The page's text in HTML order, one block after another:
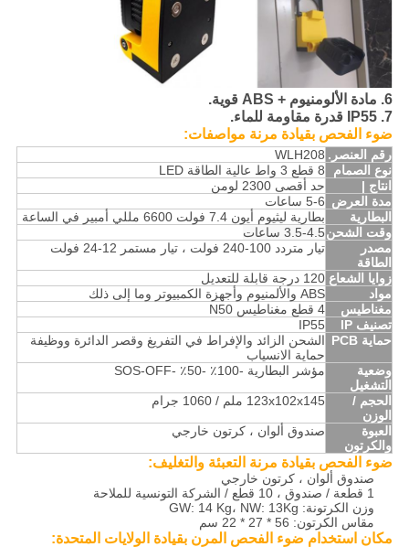
6. مادة الألومنيوم + ABS قوية.
7. IP55 قدرة مقاومة للماء.
ضوء الفحص بقيادة مرنة مواصفات:
رقم العنصر. WLH208
نوع الصمام
8 قطع 3 واط عالية الطاقة LED
انتاج |
حد أقصى 2300 لومن
مدة العرض 5-6 ساعات
البطارية
بطارية ليثيوم أيون 7.4 فولت 6600 مللي أمبير في الساعة
وقت الشحن3.5-4.5 ساعات
مصدر
الطاقة
تيار متردد 100-240 فولت ، تيار مستمر 12-24 فولت
زوايا الشعاع 120 درجة قابلة للتعديل
مواد
ABS والألمنيوم وأجهزة الكمبيوتر وما إلى ذلك
مغناطيس
4 قطع مغناطيس N50
تصنيف IP
IP55
حماية PCB
الشحن الزائد والإفراط في التفريغ وقصر الدائرة ووظيفة
حماية الانسياب
وضعية
التشغيل
مؤشر البطارية -100٪ -50٪ -SOS-OFF
الحجم /
الوزن
123x102x145 ملم / 1060 جرام
العبوة
والكرتون
صندوق ألوان ، كرتون خارجي
ضوء الفحص بقيادة مرنة التعبئة والتغليف:
صندوق ألوان ، كرتون خارجي
1 قطعة / صندوق ، 10 قطع / الشركة التونسية للملاحة
وزن الكرتونة: GW: 14 Kg، NW: 13Kg
مقاس الكرتون: 56 * 27 * 22 سم
مكان استخدام ضوء الفحص المرن بقيادة الولايات المتحدة: